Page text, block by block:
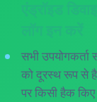
सभी
को दूरस्थ रूप से
पर किसी हैक